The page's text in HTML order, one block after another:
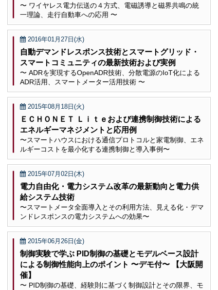
〜 ワイヤレス電力伝送の４方式、電磁誘導と磁界共鳴の統
一理論、走行自動車への応用 〜
2016年01月27日(水)
自動デマンドレスポンス技術とスマートグリッド・
スマートコミュニティの最新技術および実例
〜 ADRを実現するOpenADR技術、分散電源のIoT化による
ADR活用、スマートメーター活用技術 〜
2015年08月18日(火)
ＥＣＨＯＮＥＴ Ｌｉｔｅおよび連携制御技術による
エネルギーマネジメントと応用例
〜スマートハウスにおける通信プロトコルと家電制御、エネ
ルギーコストを最小化する連携制御と導入事例〜
2015年07月02日(木)
電力自由化・電力システム改革の最新動向と電力供
給システム技術
〜スマートメータ全面導入とその利用方法、見える化・デマ
ンドレスポンスの電力システムへの効果〜
2015年06月26日(金)
制御実験で学ぶ PID制御の基礎とモデルベース設計
による制御性能向上のポイント 〜デモ付〜 【大阪開
催】
〜 PID制御の基礎、経験則に基づく制御設計とその限界、モ